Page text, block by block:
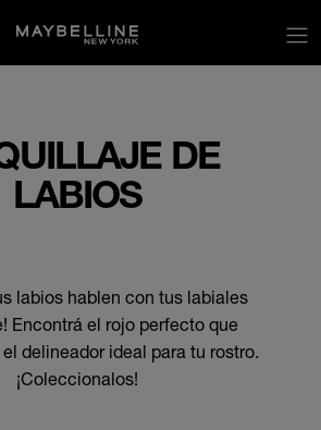
DE
LABIOS
labios hablen con tus labiales
Encontrá el rojo perfecto que
delineador ideal para tu rostro.
¡Coleccionalos!